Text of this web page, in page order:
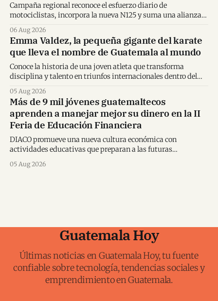
Campaña regional reconoce el esfuerzo diario de
motociclistas, incorpora la nueva N125 y suma una alianza
06 Aug 2026
Emma Valdez, la pequeña gigante del karate
que lleva el nombre de Guatemala al mundo
Conoce la historia de una joven atleta que transforma
disciplina y talento en triunfos internacionales dentro del
05 Aug 2026
Más de 9 mil jóvenes guatemaltecos
aprenden a manejar mejor su dinero en la II
Feria de Educación Financiera
DIACO promueve una nueva cultura económica con
actividades educativas que preparan a las futuras
05 Aug 2026
Guatemala Hoy
Últimas noticias en Guatemala Hoy, tu fuente
confiable sobre tecnología, tendencias sociales y
emprendimiento en Guatemala.